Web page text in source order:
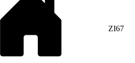
ZI67